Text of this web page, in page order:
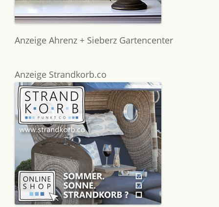
Anzeige Ahrenz + Sieberz Gartencenter
Anzeige Strandkorb.co